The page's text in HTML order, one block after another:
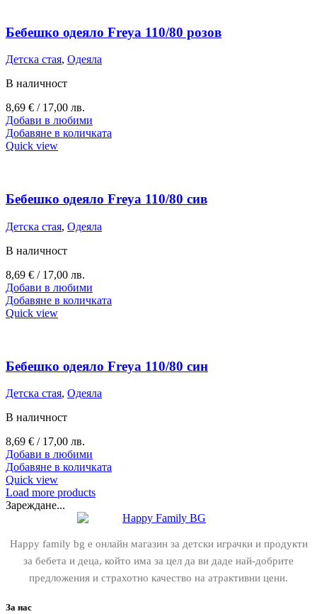
Бебешко одеяло Freya 110/80 розов
Детска стая, Одеяла
В наличност
8,69 € / 17,00 лв.
Добави в любими
Добавяне в количката
Quick view
Бебешко одеяло Freya 110/80 сив
Детска стая, Одеяла
В наличност
8,69 € / 17,00 лв.
Добави в любими
Добавяне в количката
Quick view
Бебешко одеяло Freya 110/80 син
Детска стая, Одеяла
В наличност
8,69 € / 17,00 лв.
Добави в любими
Добавяне в количката
Quick view
Load more products
Зареждане...
Happy family bg е онлайн магазин за детски играчки и продукти
за бебета и деца, който има за цел да ви даде най-добрите
предложения и страхотно качество на атрактивни цени.
За нас